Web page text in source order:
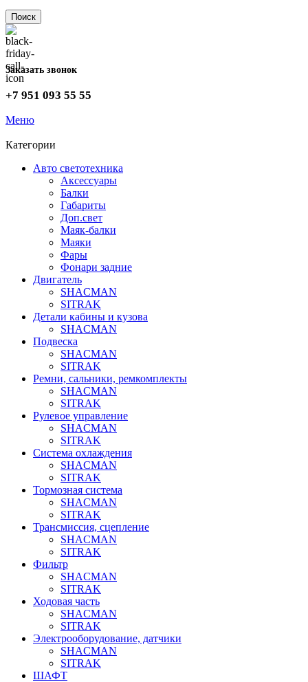
Поиск
Заказать звонок
+7 951 093 55 55
Меню
Категории
Авто светотехника
Аксессуары
Балки
Габариты
Доп.свет
Маяк-балки
Маяки
Фары
Фонари задние
Двигатель
SHACMAN
SITRAK
Детали кабины и кузова
SHACMAN
Подвеска
SHACMAN
SITRAK
Ремни, сальники, ремкомплекты
SHACMAN
SITRAK
Рулевое управление
SHACMAN
SITRAK
Система охлаждения
SHACMAN
SITRAK
Тормозная система
SHACMAN
SITRAK
Трансмиссия, сцепление
SHACMAN
SITRAK
Фильтр
SHACMAN
SITRAK
Ходовая часть
SHACMAN
SITRAK
Электрооборудование, датчики
SHACMAN
SITRAK
ШАФТ